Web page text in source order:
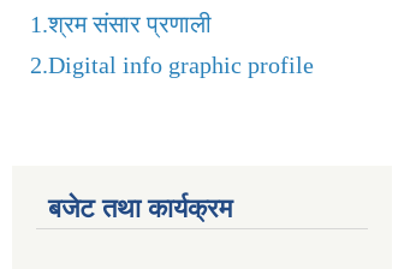
1.श्रम संसार प्रणाली
2.Digital info graphic profile
बजेट तथा कार्यक्रम